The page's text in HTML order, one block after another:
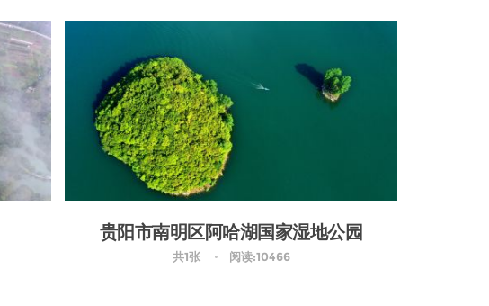
贵阳市南明区阿哈湖国家湿地公园
共1张 阅读:10466